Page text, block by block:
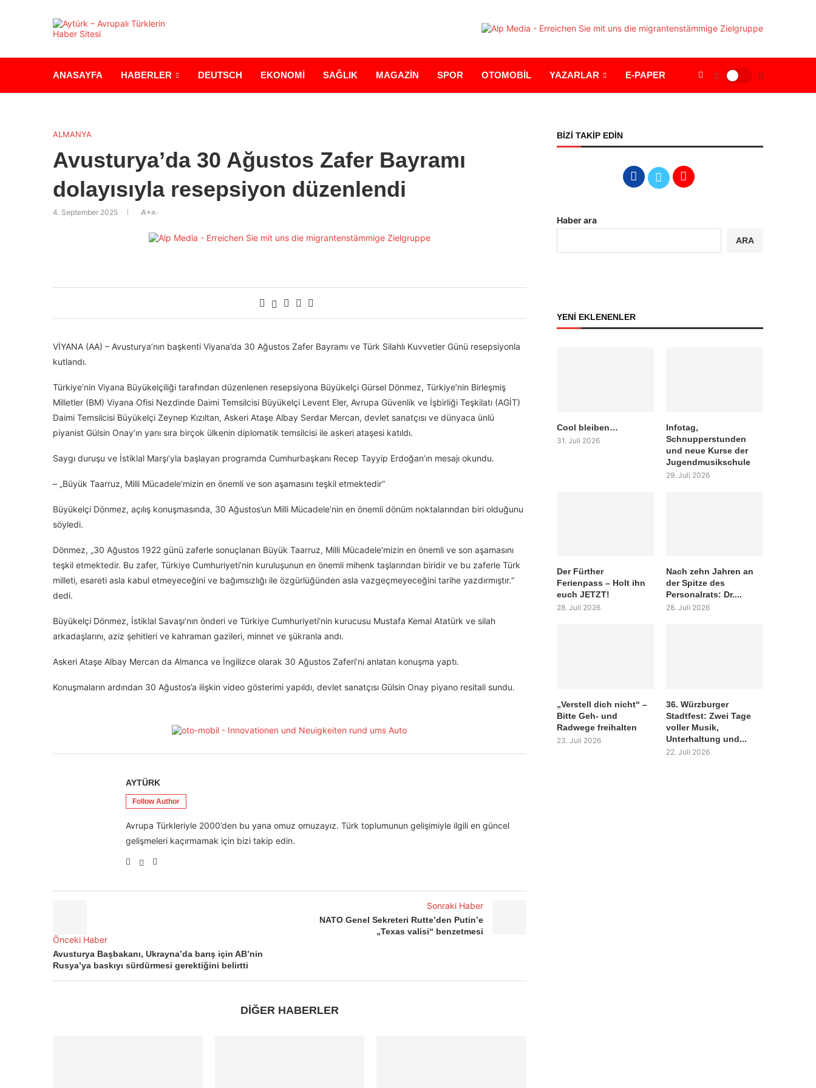
ANASAYFA HABERLER DEUTSCH EKONOMİ SAĞLIK MAGAZİN SPOR OTOMOBİL YAZARLAR E-PAPER
ALMANYA
Avusturya’da 30 Ağustos Zafer Bayramı
dolayısıyla resepsiyon düzenlendi
4. September 2025 A+A-
VİYANA (AA) – Avusturya’nın başkenti Viyana’da 30 Ağustos Zafer Bayramı ve Türk Silahlı Kuvvetler Günü resepsiyonla
kutlandı.
Türkiye’nin Viyana Büyükelçiliği tarafından düzenlenen resepsiyona Büyükelçi Gürsel Dönmez, Türkiye’nin Birleşmiş
Milletler (BM) Viyana Ofisi Nezdinde Daimi Temsilcisi Büyükelçi Levent Eler, Avrupa Güvenlik ve İşbirliği Teşkilatı (AGİT)
Daimi Temsilcisi Büyükelçi Zeynep Kızıltan, Askeri Ataşe Albay Serdar Mercan, devlet sanatçısı ve dünyaca ünlü
piyanist Gülsin Onay’ın yanı sıra birçok ülkenin diplomatik temsilcisi ile askeri ataşesi katıldı.
Saygı duruşu ve İstiklal Marşı’yla başlayan programda Cumhurbaşkanı Recep Tayyip Erdoğan’ın mesajı okundu.
– „Büyük Taarruz, Milli Mücadele’mizin en önemli ve son aşamasını teşkil etmektedir“
Büyükelçi Dönmez, açılış konuşmasında, 30 Ağustos’un Milli Mücadele’nin en önemli dönüm noktalarından biri olduğunu
söyledi.
Dönmez, „30 Ağustos 1922 günü zaferle sonuçlanan Büyük Taarruz, Milli Mücadele’mizin en önemli ve son aşamasını
teşkil etmektedir. Bu zafer, Türkiye Cumhuriyeti’nin kuruluşunun en önemli mihenk taşlarından biridir ve bu zaferle Türk
milleti, esareti asla kabul etmeyeceğini ve bağımsızlığı ile özgürlüğünden asla vazgeçmeyeceğini tarihe yazdırmıştır.“
dedi.
Büyükelçi Dönmez, İstiklal Savaşı’nın önderi ve Türkiye Cumhuriyeti’nin kurucusu Mustafa Kemal Atatürk ve silah
arkadaşlarını, aziz şehitleri ve kahraman gazileri, minnet ve şükranla andı.
Askeri Ataşe Albay Mercan da Almanca ve İngilizce olarak 30 Ağustos Zaferi’ni anlatan konuşma yaptı.
Konuşmaların ardından 30 Ağustos’a ilişkin video gösterimi yapıldı, devlet sanatçısı Gülsin Onay piyano resitali sundu.
AYTÜRK
Follow Author
Avrupa Türkleriyle 2000’den bu yana omuz omuzayız. Türk toplumunun gelişimiyle ilgili en güncel
gelişmeleri kaçırmamak için bizi takip edin.
Önceki Haber
Avusturya Başbakanı, Ukrayna’da barış için AB’nin
Rusya’ya baskıyı sürdürmesi gerektiğini belirtti
Sonraki Haber
NATO Genel Sekreteri Rutte’den Putin’e
„Texas valisi“ benzetmesi
DİĞER HABERLER
BİZİ TAKİP EDİN
Haber ara
ARA
YENİ EKLENENLER
Cool bleiben…
31. Juli 2026
Infotag,
Schnupperstunden
und neue Kurse der
Jugendmusikschule
29. Juli 2026
Der Fürther
Ferienpass – Holt ihn
euch JETZT!
28. Juli 2026
Nach zehn Jahren an
der Spitze des
Personalrats: Dr....
28. Juli 2026
„Verstell dich nicht“ –
Bitte Geh- und
Radwege freihalten
23. Juli 2026
36. Würzburger
Stadtfest: Zwei Tage
voller Musik,
Unterhaltung und...
22. Juli 2026